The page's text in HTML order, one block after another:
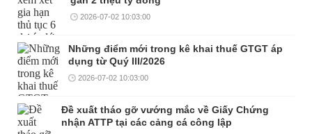
2026-07-02 10:03:00
Những điểm mới trong kê khai thuế GTGT áp
dụng từ Quý III/2026
2026-07-02 10:03:00
Đề xuất tháo gỡ vướng mắc về Giấy Chứng
nhận ATTP tại các cảng cá công lập